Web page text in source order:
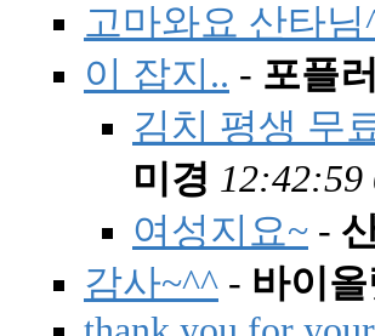
고마와요 산타님
이 잡지.. - 포플
김치 평생 무
미경 12:42:59
여성지요~ -
감사~^^ - 바이